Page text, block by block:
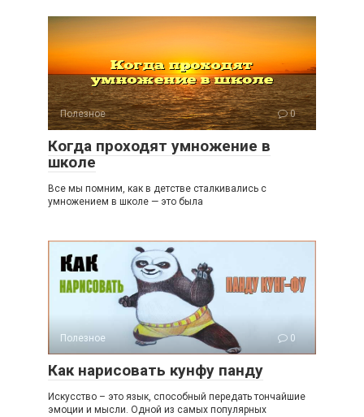
Полезное 0
Когда проходят умножение в
школе
Все мы помним, как в детстве сталкивались с
умножением в школе — это была
Полезное 0
Как нарисовать кунфу панду
Искусство – это язык, способный передать тончайшие
эмоции и мысли. Одной из самых популярных